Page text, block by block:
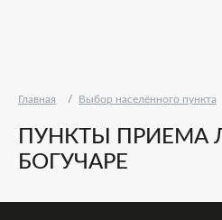
Главная Выбор населённого пункта
ПУНКТЫ ПРИЕМА
БОГУЧАРЕ